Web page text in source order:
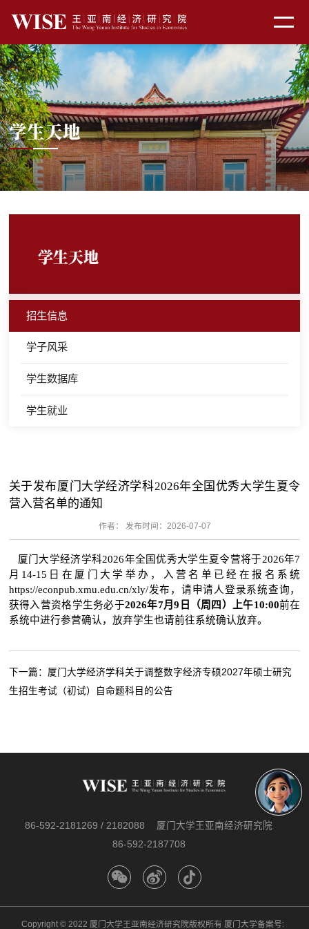
学生天地
学生天地
招生信息
学子风采
学生数据库
学生就业
关于发布厦门大学经济学科2026年全国优秀大学生夏令
营入营名单的通知
作者： 发布时间：2026-07-07
厦门大学经济学科2026年全国优秀大学生夏令营将于2026年7
月14-15日在厦门大学举办，入营名单已经在报名系统
https://econpub.xmu.edu.cn/xly/发布，请申请人登录系统查询，
获得入营资格学生务必于2026年7月9日（周四）上午10:00前在
系统中进行参营确认，放弃学生也请前往系统确认放弃。
下一篇： 厦门大学经济学科关于调整数字经济专硕2027年硕士研究
生招生考试（初试）自命题科目的公告
86-592-2181269 / 2182088
厦门大学王亚南经济研究院
86-592-2187708
Copyright © 2022 厦门大学王亚南经济研究院版权所有 厦门大学备案号: